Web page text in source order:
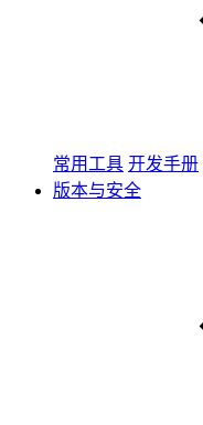
常用工具 开发手册
版本与安全